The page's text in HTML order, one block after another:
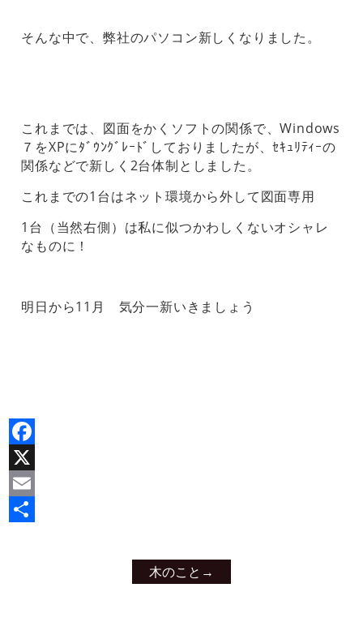
そんな中で、弊社のパソコン新しくなりました。
これまでは、図面をかくソフトの関係で、Windows
７をXPにﾀﾞｳﾝｸﾞﾚｰﾄﾞしておりましたが、ｾｷｭﾘﾃｨｰの
関係などで新しく2台体制としました。
これまでの1台はネット環境から外して図面専用
1台（当然右側）は私に似つかわしくないオシャレ
なものに！
明日から11月 気分一新いきましょう
Facebook
X
Email
木のこと →